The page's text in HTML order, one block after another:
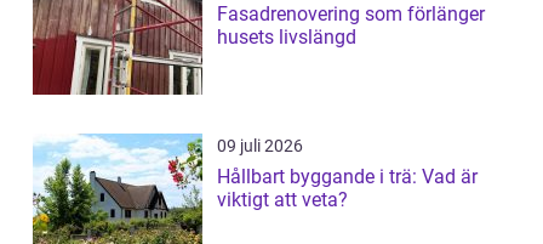
Fasadrenovering som förlänger
husets livslängd
09 juli 2026
Hållbart byggande i trä: Vad är
viktigt att veta?